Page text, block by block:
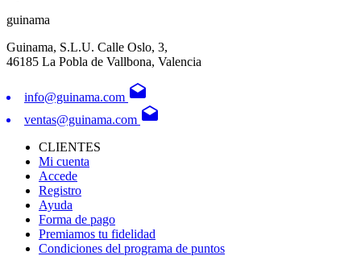
guinama
Guinama, S.L.U. Calle Oslo, 3,
46185 La Pobla de Vallbona, Valencia
info@guinama.com drafts
ventas@guinama.com drafts
CLIENTES
Mi cuenta
Accede
Registro
Ayuda
Forma de pago
Premiamos tu fidelidad
Condiciones del programa de puntos